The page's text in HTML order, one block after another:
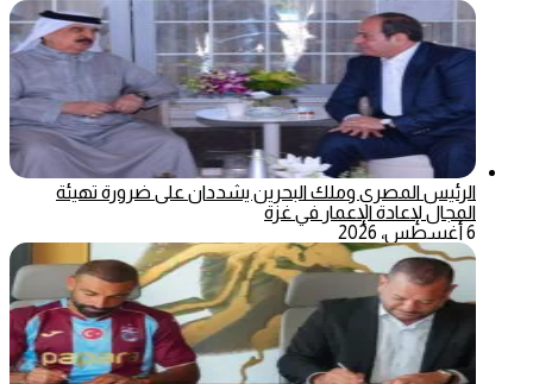
الرئيس المصري وملك البحرين يشددان على ضرورة تهيئة
المجال لإعادة الإعمار في غزة
6 أغسطس، 2026